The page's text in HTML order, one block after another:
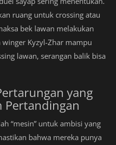
ruang untuk crossing atau
bek lawan melakukan
Kyzyl-Zhar mampu
lawan, serangan balik bisa
yang
Pertandingan
“mesin” untuk ambisi yang
bahwa mereka punya